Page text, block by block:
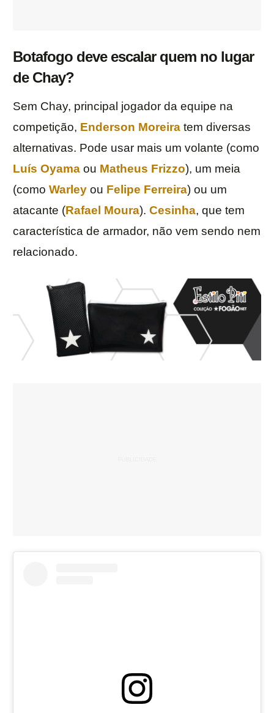
Botafogo deve escalar quem no lugar
de Chay?
Sem Chay, principal jogador da equipe na
competição, Enderson Moreira tem diversas
alternativas. Pode usar mais um volante (como
Luís Oyama ou Matheus Frizzo), um meia
(como Warley ou Felipe Ferreira) ou um
atacante (Rafael Moura). Cesinha, que tem
característica de armador, não vem sendo nem
relacionado.